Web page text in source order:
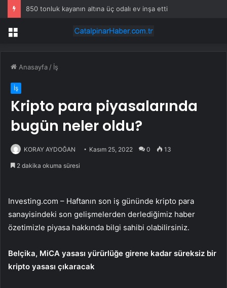
850 tonluk kayanın altına üç odalı ev inşa etti
Menü
Anasayfa / İş
İş
Kripto para piyasalarında
bugün neler oldu?
KORAY AYDOĞAN Kasım 25, 2022 0 13
2 dakika okuma süresi
Investing.com – Haftanın son iş gününde kripto para
sanayisindeki son gelişmelerden derlediğimiz haber
özetimizle piyasa hakkında bilgi sahibi olabilirsiniz.
Belçika, MiCA yasası yürürlüğe girene kadar süreksiz bir
kripto yasası çıkaracak